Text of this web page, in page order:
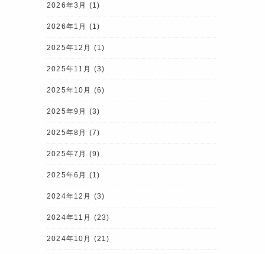
2026年3月 (1)
2026年1月 (1)
2025年12月 (1)
2025年11月 (3)
2025年10月 (6)
2025年9月 (3)
2025年8月 (7)
2025年7月 (9)
2025年6月 (1)
2024年12月 (3)
2024年11月 (23)
2024年10月 (21)